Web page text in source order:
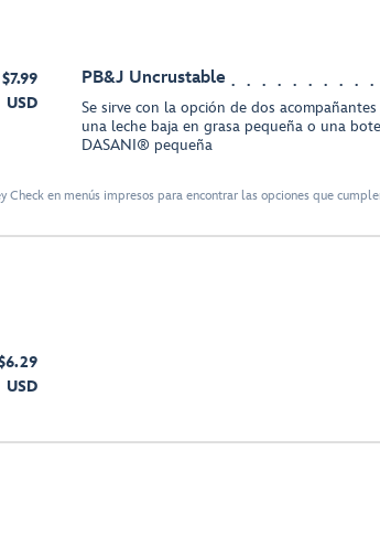
$7.99
USD
PB&J Uncrustable
Se sirve con la opción de dos
una leche baja en grasa pequeña o una
DASANI® pequeña
en menús impresos para encontrar las opciones que
USD